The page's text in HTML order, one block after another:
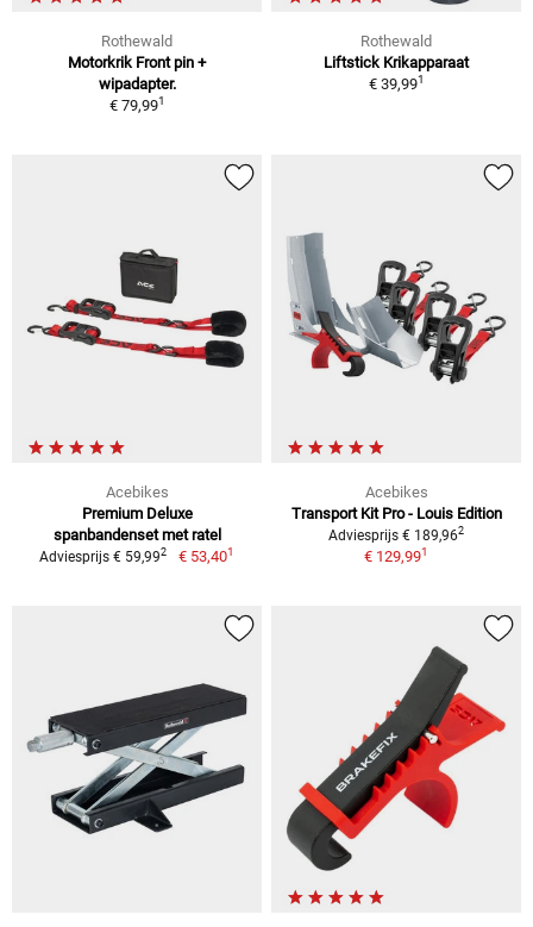
Rothewald
Motorkrik Front pin +
wipadapter.
€ 79,991
Rothewald
Liftstick Krikapparaat
€ 39,991
Acebikes
Premium Deluxe
spanbandenset met ratel
Adviesprijs € 59,992 € 53,401
Acebikes
Transport Kit Pro - Louis Edition
Adviesprijs € 189,962
€ 129,991